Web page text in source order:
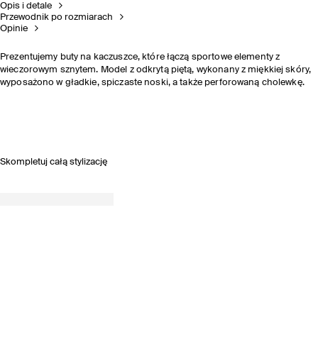
Opis i detale
Przewodnik po rozmiarach
Opinie
Prezentujemy buty na kaczuszce, które łączą sportowe elementy z
wieczorowym sznytem. Model z odkrytą piętą, wykonany z miękkiej skóry,
wyposażono w gładkie, spiczaste noski, a także perforowaną cholewkę.
Skompletuj całą stylizację